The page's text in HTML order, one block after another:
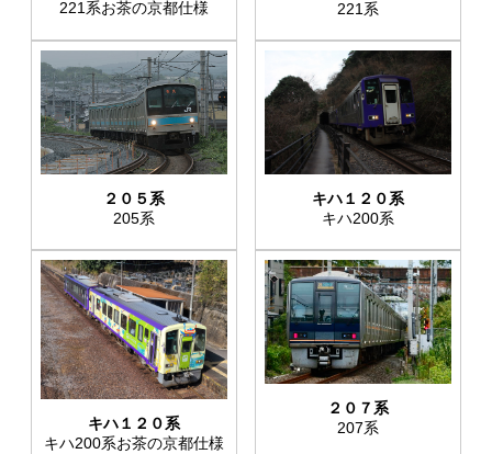
221系お茶の京都仕様
221系
２０５系
205系
キハ１２０系
キハ200系
キハ１２０系
キハ200系お茶の京都仕様
２０７系
207系